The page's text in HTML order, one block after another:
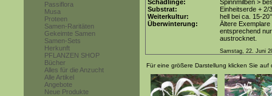
Passiflora
Musa
Proteen
Samen-Raritäten
Gekeimte Samen
Samen-Sets
Herkunft
PFLANZEN SHOP
Bücher
Alles für die Anzucht
Alle Artikel
Angebote
Neue Produkte
Schädlinge:
Spinnmilben >
Substrat:
Einheitserde + 2/
Weiterkultur:
hell bei ca. 15-
Überwinterung:
Ältere Exemplare
entsprechend
austrocknet.
Samstag, 22. Juni
Für eine größere Darstellung klicken Sie auf